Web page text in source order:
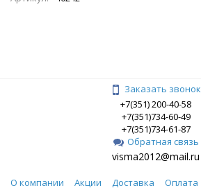
Заказать звонок
+7(351) 200-40-58
+7(351)734-60-49
+7(351)734-61-87
Обратная связь
visma2012@mail.ru
О компании Акции Доставка Оплата